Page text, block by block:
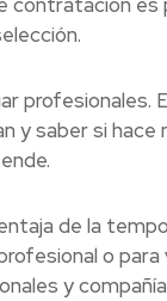
profesionales.
y saber si hace
de la
o para
y